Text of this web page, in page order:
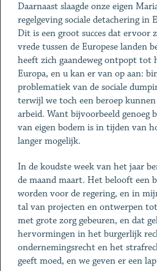
Daarnaast slaagde onze eigen
regelgeving sociale detachering in
Dit is een groot succes dat ervoor
vrede tussen de Europese landen
heeft zich gaandeweg ontpopt tot
Europa, en u kan er van op aan:
problematiek van de sociale
terwijl we toch een beroep
arbeid. Want bijvoorbeeld genoeg
van eigen bodem is in tijden van
langer mogelijk.
In de koudste week van het jaar
de maand maart. Het belooft een
worden voor de regering, en in
tal van projecten en ontwerpen
met grote zorg gebeuren, en dat
hervormingen in het burgerlijk
ondernemingsrecht en het
geeft moed, en we geven er een